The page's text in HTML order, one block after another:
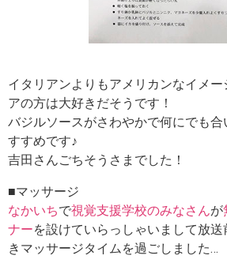
イタリアンよりもアメリカンなイメー
アの方は大好きだそうです！
バジルソースがさわやかで何にでも
すすめです♪
吉田さんごちそうさまでした！
■マッサージ
なかいちで視覚支援学校のみなさんが
ナーを設けていらっしゃいまして放
きマッサージタイムを過ごしました…